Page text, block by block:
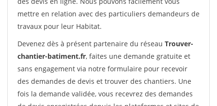
mettre en relation avec des particuliers demandeurs de
travaux pour leur Habitat.
Devenez dès à présent partenaire du réseau Trouver-
chantier-batiment.fr, faites une demande gratuite et
sans engagement via notre formulaire pour recevoir
des demandes de devis et trouver des chantiers. Une
fois la demande validée, vous recevrez des demandes